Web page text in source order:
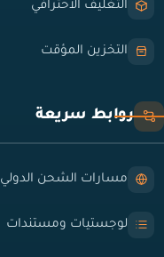
التغليف الاحترافي
التخزين المؤقت
روابط سريعة
مسارات الشحن الدولي
لوجستيات ومستندات